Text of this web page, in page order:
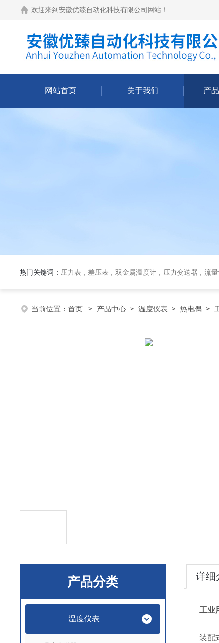
欢迎来到 安徽优臻自动化科技有限公司网站 ！
网站首页 关于我们 产
热门关键词： 压力表，差压表，双金属温度计，压力变送器，流
当前位置： 首页 > 产品中心 > 温度仪表 > 热电偶 >
产品分类
温度仪表
详细
工业
装配式